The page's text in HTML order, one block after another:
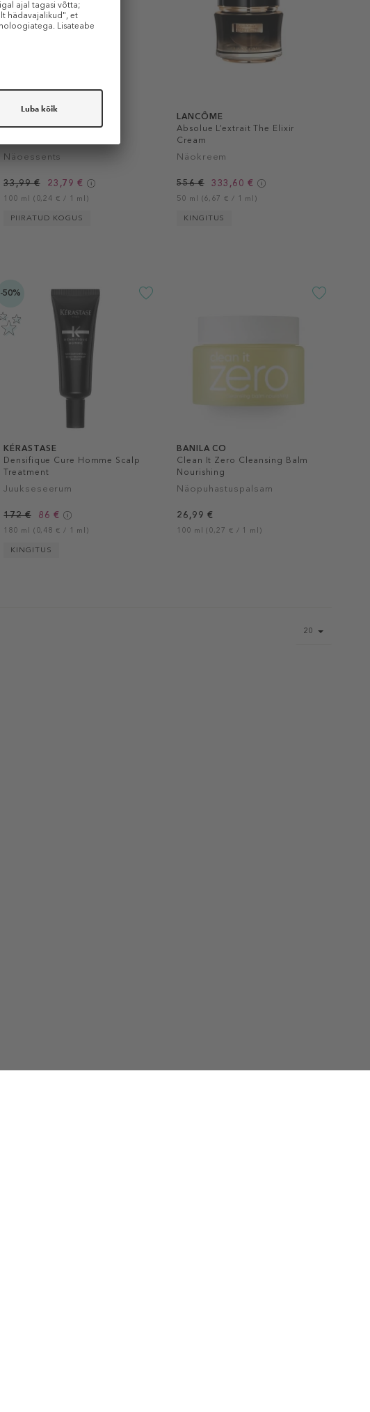
Bifida Ferment Essence
Näoessents
33,99 € 23,79 €
100 ml (0,24 € / 1 ml)
PIIRATUD KOGUS
LANCÔME
Absolue L’extrait The Elixir
Cream
Näokreem
556 € 333,60 €
50 ml (6,67 € / 1 ml)
KINGITUS
-50%
KÉRASTASE
Densifique Cure Homme Scalp
Treatment
Juukseseerum
172 € 86 €
180 ml (0,48 € / 1 ml)
KINGITUS
BANILA CO
Clean It Zero Cleansing Balm
Nourishing
Näopuhastuspalsam
26,99 €
100 ml (0,27 € / 1 ml)
size
20